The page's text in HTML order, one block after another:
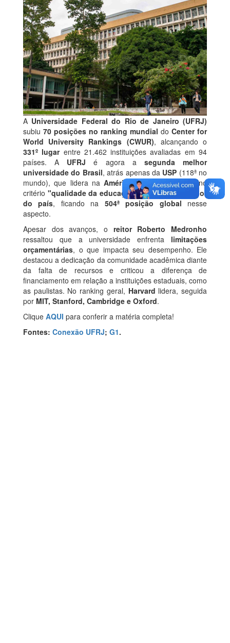
A Universidade Federal do Rio de Janeiro (UFRJ)
subiu 70 posições no ranking mundial do Center for
World University Rankings (CWUR), alcançando o
331º lugarentre 21.462 instituições avaliadas em 94
países. A UFRJ é agora a segunda melhor
universidade do Brasil, atrás apenas da USP (118ª no
mundo), que lidera naAmérica Latina. Destaque no
critério "qualidade da educação", aUFRJ é a melhor
do país, ficando na 504ª posição global nesse
aspecto.
Apesar dos avanços, o reitor Roberto Medronho
ressaltou que a universidade enfrenta limitações
orçamentárias, o que impacta seu desempenho. Ele
destacou a dedicação da comunidade acadêmica diante
da falta de recursos e criticou a diferença de
financiamento em relação a instituições estaduais, como
as paulistas. No ranking geral, Harvard lidera, seguida
por MIT, Stanford, Cambridge e Oxford.
Clique AQUI para conferir a matéria completa!
Fontes: Conexão UFRJ; G1.